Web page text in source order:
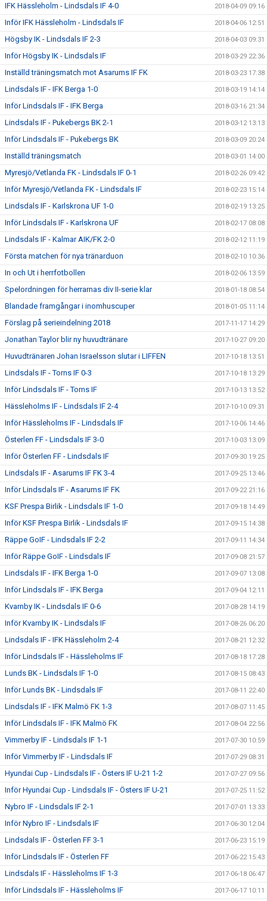
IFK Hässleholm - Lindsdals IF 4-0 2018-04-09 09:16
Inför IFK Hässleholm - Lindsdals IF 2018-04-06 12:51
Högsby IK - Lindsdals IF 2-3 2018-04-03 09:31
Inför Högsby IK - Lindsdals IF 2018-03-29 22:36
Inställd träningsmatch mot Asarums IF FK 2018-03-23 17:38
Lindsdals IF - IFK Berga 1-0 2018-03-19 14:14
Inför Lindsdals IF - IFK Berga 2018-03-16 21:34
Lindsdals IF - Pukebergs BK 2-1 2018-03-12 13:13
Inför Lindsdals IF - Pukebergs BK 2018-03-09 20:24
Inställd träningsmatch 2018-03-01 14:00
Myresjö/Vetlanda FK - Lindsdals IF 0-1 2018-02-26 09:42
Inför Myresjö/Vetlanda FK - Lindsdals IF 2018-02-23 15:14
Lindsdals IF - Karlskrona UF 1-0 2018-02-19 13:25
Inför Lindsdals IF - Karlskrona UF 2018-02-17 08:08
Lindsdals IF - Kalmar AIK/FK 2-0 2018-02-12 11:19
Första matchen för nya tränarduon 2018-02-10 10:36
In och Ut i herrfotbollen 2018-02-06 13:59
Spelordningen för herrarnas div II-serie klar 2018-01-18 08:54
Blandade framgångar i inomhuscuper 2018-01-05 11:14
Förslag på serieindelning 2018 2017-11-17 14:29
Jonathan Taylor blir ny huvudtränare 2017-10-27 09:20
Huvudtränaren Johan Israelsson slutar i LIFFEN 2017-10-18 13:51
Lindsdals IF - Torns IF 0-3 2017-10-18 13:29
Inför Lindsdals IF - Torns IF 2017-10-13 13:52
Hässleholms IF - Lindsdals IF 2-4 2017-10-10 09:31
Inför Hässleholms IF - Lindsdals IF 2017-10-06 14:46
Österlen FF - Lindsdals IF 3-0 2017-10-03 13:09
Inför Österlen FF - Lindsdals IF 2017-09-30 19:25
Lindsdals IF - Asarums IF FK 3-4 2017-09-25 13:46
Inför Lindsdals IF - Asarums IF FK 2017-09-22 21:16
KSF Prespa Birlik - Lindsdals IF 1-0 2017-09-18 14:49
Inför KSF Prespa Birlik - Lindsdals IF 2017-09-15 14:38
Räppe GoIF - Lindsdals IF 2-2 2017-09-11 14:34
Inför Räppe GoIF - Lindsdals IF 2017-09-08 21:57
Lindsdals IF - IFK Berga 1-0 2017-09-07 13:08
Inför Lindsdals IF - IFK Berga 2017-09-04 12:11
Kvarnby IK - Lindsdals IF 0-6 2017-08-28 14:19
Inför Kvarnby IK - Lindsdals IF 2017-08-26 06:20
Lindsdals IF - IFK Hässleholm 2-4 2017-08-21 12:32
Inför Lindsdals IF - Hässleholms IF 2017-08-18 17:28
Lunds BK - Lindsdals IF 1-0 2017-08-15 08:43
Inför Lunds BK - Lindsdals IF 2017-08-11 22:40
Lindsdals IF - IFK Malmö FK 1-3 2017-08-07 11:45
Inför Lindsdals IF - IFK Malmö FK 2017-08-04 22:56
Vimmerby IF - Lindsdals IF 1-1 2017-07-30 10:59
Inför Vimmerby IF - Lindsdals IF 2017-07-29 08:31
Hyundai Cup - Lindsdals IF - Östers IF U-21 1-2 2017-07-27 09:56
Inför Hyundai Cup - Lindsdals IF - Östers IF U-21 2017-07-25 11:52
Nybro IF - Lindsdals IF 2-1 2017-07-01 13:33
Inför Nybro IF - Lindsdals IF 2017-06-30 12:04
Lindsdals IF - Österlen FF 3-1 2017-06-23 15:19
Inför Lindsdals IF - Österlen FF 2017-06-22 15:43
Lindsdals IF - Hässleholms IF 1-3 2017-06-18 06:47
Inför Lindsdals IF - Hässleholms IF 2017-06-17 10:11